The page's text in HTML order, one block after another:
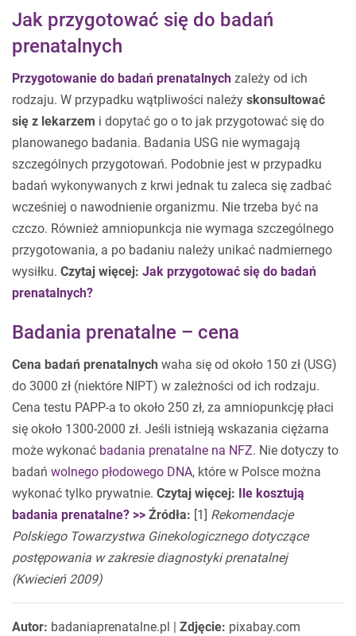
Jak przygotować się do badań
prenatalnych
Przygotowanie do badań prenatalnych zależy od ich
rodzaju. W przypadku wątpliwości należy skonsultować
się z lekarzem i dopytać go o to jak przygotować się do
planowanego badania. Badania USG nie wymagają
szczególnych przygotowań. Podobnie jest w przypadku
badań wykonywanych z krwi jednak tu zaleca się zadbać
wcześniej o nawodnienie organizmu. Nie trzeba być na
czczo. Również amniopunkcja nie wymaga szczególnego
przygotowania, a po badaniu należy unikać nadmiernego
wysiłku. Czytaj więcej: Jak przygotować się do badań
prenatalnych?
Badania prenatalne – cena
Cena badań prenatalnych waha się od około 150 zł (USG)
do 3000 zł (niektóre NIPT) w zależności od ich rodzaju.
Cena testu PAPP-a to około 250 zł, za amniopunkcję płaci
się około 1300-2000 zł. Jeśli istnieją wskazania ciężarna
może wykonać badania prenatalne na NFZ. Nie dotyczy to
badań wolnego płodowego DNA, które w Polsce można
wykonać tylko prywatnie. Czytaj więcej: Ile kosztują
badania prenatalne? >> Źródła: [1] Rekomendacje
Polskiego Towarzystwa Ginekologicznego dotyczące
postępowania w zakresie diagnostykiprenatalnej
(Kwiecień 2009)
Autor: badaniaprenatalne.pl | Zdjęcie: pixabay.com